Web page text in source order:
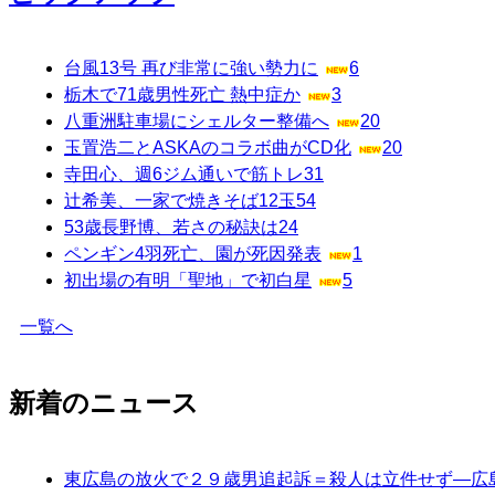
台風13号 再び非常に強い勢力に
6
栃木で71歳男性死亡 熱中症か
3
八重洲駐車場にシェルター整備へ
20
玉置浩二とASKAのコラボ曲がCD化
20
寺田心、週6ジム通いで筋トレ31
辻希美、一家で焼きそば12玉54
53歳長野博、若さの秘訣は24
ペンギン4羽死亡、園が死因発表
1
初出場の有明「聖地」で初白星
5
一覧へ
新着のニュース
東広島の放火で２９歳男追起訴＝殺人は立件せず―広